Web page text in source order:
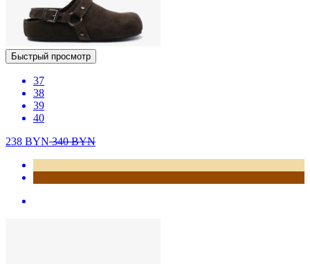
Быстрый просмотр
37
38
39
40
238 BYN340BYN